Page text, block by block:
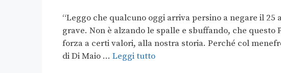
“Leggo che qualcuno oggi arriva persino a negare il
grave. Non è alzando le spalle e sbuffando, che
forza a certi valori, alla nostra storia. Perché col
di Di Maio … Leggi tutto